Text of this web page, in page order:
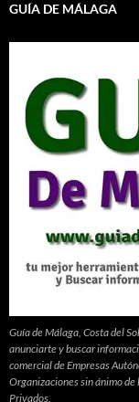
GUÍA DE MÁLAGA
Guía de Málaga, Costa del
anunciarte y buscar
comercial de Empresas
Organizaciones sin ánimo
Privados.